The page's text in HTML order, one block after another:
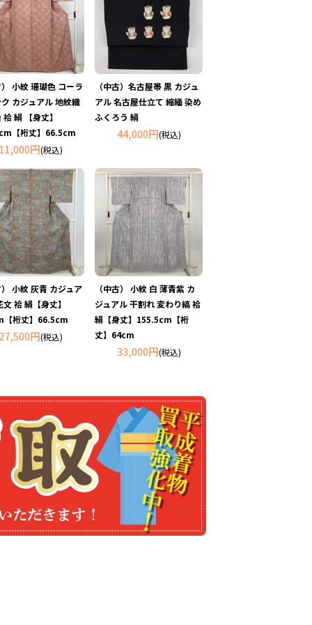
小紋 珊瑚色 コーラ
カジュアル 地紋織
絹 【身丈】
【裄丈】66.5cm
円(税込)
（中古）名古屋帯 黒 カジュ
アル 名古屋仕立て 縮緬 染め
ふくろう 絹
44,000円(税込)
小紋 灰青 カジュア
袷 絹【身丈】
【裄丈】66.5cm
円(税込)
（中古） 小紋 白 薄青紫 カ
ジュアル 干割れ 変わり縞 袷
絹【身丈】155.5cm【裄
丈】64cm
33,000円(税込)